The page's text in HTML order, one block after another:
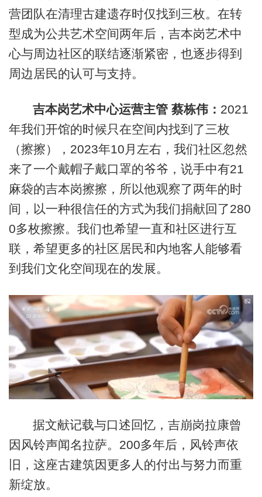
营团队在清理古建遗存时仅找到三枚。在转
型成为公共艺术空间两年后，吉本岗艺术中
心与周边社区的联结逐渐紧密，也逐步得到
周边居民的认可与支持。
吉本岗艺术中心运营主管 蔡栋伟： 2021
年我们开馆的时候只在空间内找到了三枚
（擦擦），2023年10月左右，我们社区忽然
来了一个戴帽子戴口罩的爷爷，说手中有21
麻袋的吉本岗擦擦，所以他观察了两年的时
间，以一种很信任的方式为我们捐献回了280
0多枚擦擦。我们也希望一直和社区进行互
联，希望更多的社区居民和内地客人能够看
到我们文化空间现在的发展。
据文献记载与口述回忆，吉崩岗拉康曾
因风铃声闻名拉萨。200多年后，风铃声依
旧，这座古建筑因更多人的付出与努力而重
新绽放。